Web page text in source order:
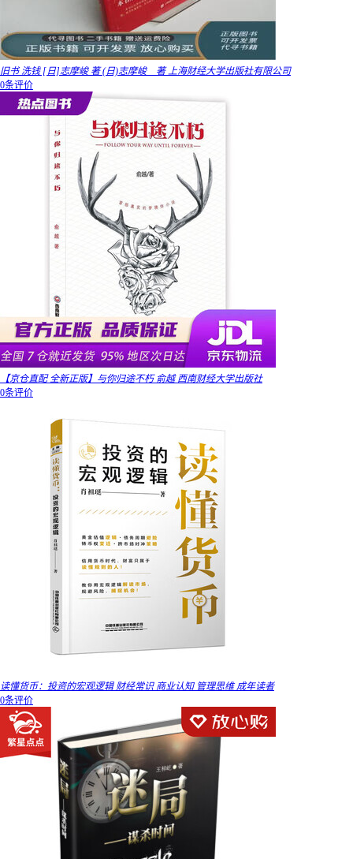
旧书 洗钱 [日]志摩峻 著 (日)志摩峻 著 上海财经大学出版社有限公司
0条评价
【京仓直配 全新正版】与你归途不朽 俞越 西南财经大学出版社
0条评价
读懂货币：投资的宏观逻辑 财经常识 商业认知 管理思维 成年读者
0条评价